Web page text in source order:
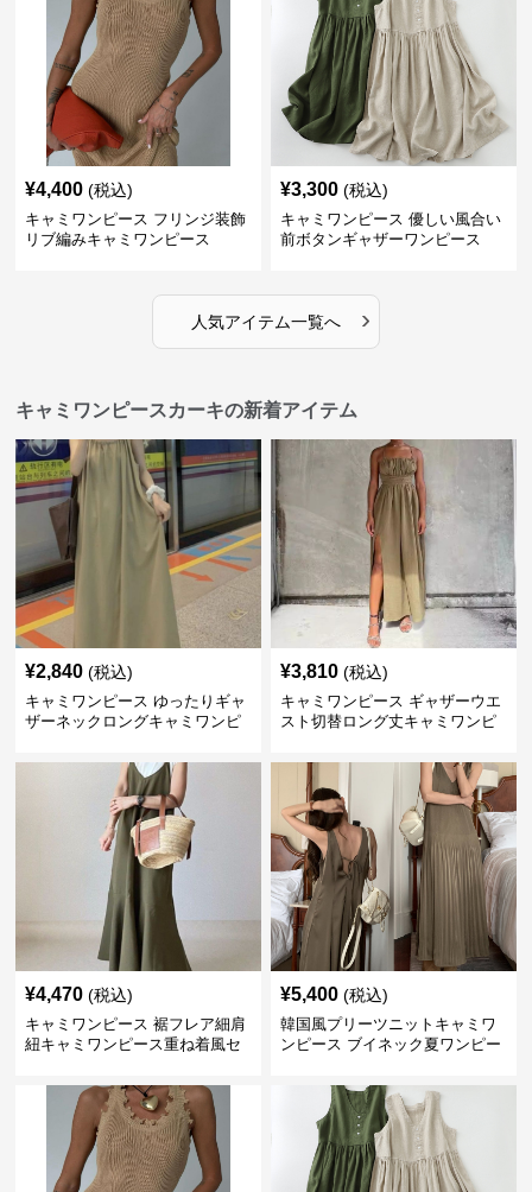
¥4,400 (税込)
キャミワンピース フリンジ装飾
リブ編みキャミワンピース
¥3,300 (税込)
キャミワンピース 優しい風合い
前ボタンギャザーワンピース
人気アイテム一覧へ ›
キャミワンピースカーキの新着アイテム
¥2,840 (税込)
キャミワンピース ゆったりギャ
ザーネックロングキャミワンピ
¥3,810 (税込)
キャミワンピース ギャザーウエ
スト切替ロング丈キャミワンピ
¥4,470 (税込)
キャミワンピース 裾フレア細肩
紐キャミワンピース重ね着風セ
¥5,400 (税込)
韓国風プリーツニットキャミワ
ンピース ブイネック夏ワンピー